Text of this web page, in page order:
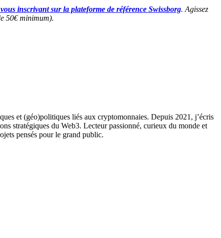
inscrivant sur la plateforme de référence Swissborg. Agissez
50€ minimum).
et (géo)politiques liés aux cryptomonnaies. Depuis 2021, j’écris
stratégiques du Web3. Lecteur passionné, curieux du monde et
pensés pour le grand public.